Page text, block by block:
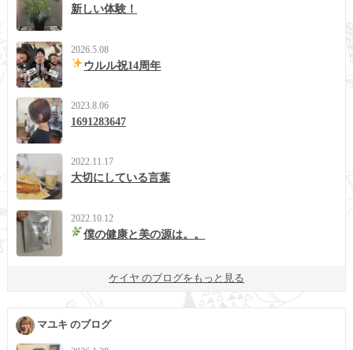
新しい体験！
2026.5.08
ウルル祝14周年
2023.8.06
1691283647
2022.11.17
大切にしている言葉
2022.10.12
僕の健康と美の源は。。
ケイヤ のブログをもっと見る
マユキ のブログ